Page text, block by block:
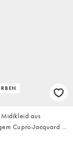
aus
Cupro-Jacquard in
U-Boot-Ausschnitt